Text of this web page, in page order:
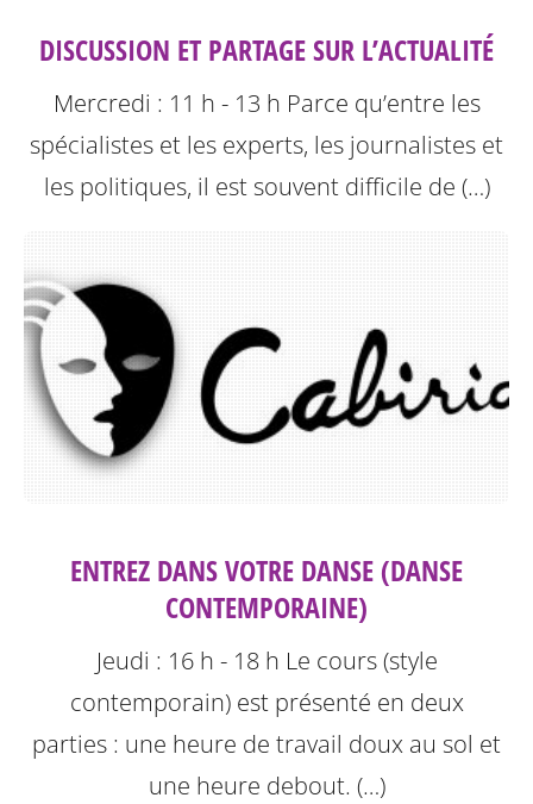
DISCUSSION ET PARTAGE SUR L’ACTUALITÉ
Mercredi : 11 h - 13 h Parce qu’entre les
spécialistes et les experts, les journalistes et
les politiques, il est souvent difficile de (…)
ENTREZ DANS VOTRE DANSE (DANSE
CONTEMPORAINE)
Jeudi : 16 h - 18 h Le cours (style
contemporain) est présenté en deux
parties : une heure de travail doux au sol et
une heure debout. (…)